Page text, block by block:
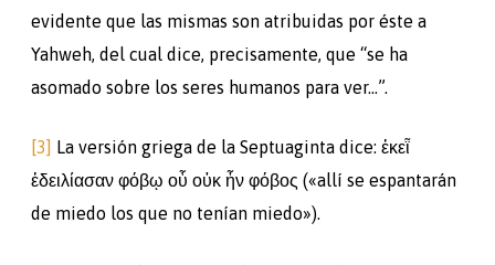
evidente que las mismas son atribuidas por éste a
Yahweh, del cual dice, precisamente, que “se ha
asomado sobre los seres humanos para ver…”.
[3] La versión griega de la Septuaginta dice: ἐκεῗ
ἐδειλίασαν φόβῳ οὗ οὐκ ἦν φόβος («allí se espantarán
de miedo los que no tenían miedo»).